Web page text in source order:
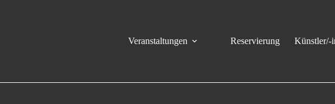
Veranstaltungen Reservierung Künstler/-